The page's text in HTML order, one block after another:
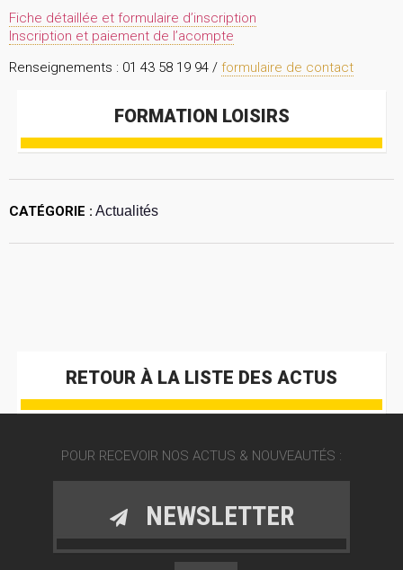
Fiche détaillée et formulaire d’inscription
Inscription et paiement de l’acompte
Renseignements : 01 43 58 19 94 / formulaire de contact
FORMATION LOISIRS
CATÉGORIE : Actualités
RETOUR À LA LISTE DES ACTUS
POUR RECEVOIR NOS ACTUS & NOUVEAUTÉS :
NEWSLETTER